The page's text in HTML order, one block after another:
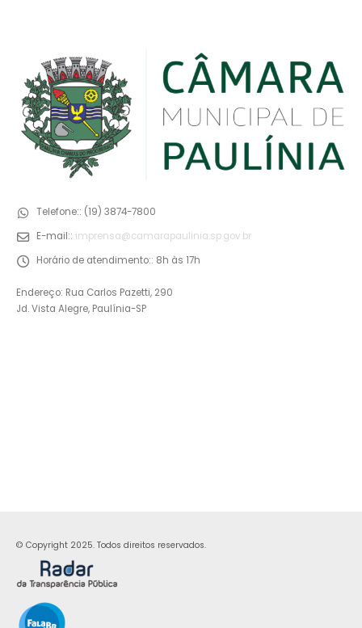
Telefone:: (19) 3874-7800
E-mail:: imprensa@camarapaulinia.sp.gov.br
Horário de atendimento:: 8h às 17h
Endereço: Rua Carlos Pazetti, 290
Jd. Vista Alegre, Paulínia-SP
© Copyright 2025. Todos direitos reservados.